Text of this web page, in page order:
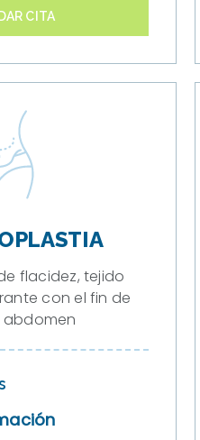
CITA
flacidez, tejido
con el fin de